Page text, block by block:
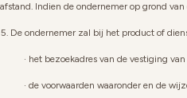
afstand. Indien de ondernemer op grond
De ondernemer zal bij het product of
het bezoekadres van de vestiging
de voorwaarden waaronder en de